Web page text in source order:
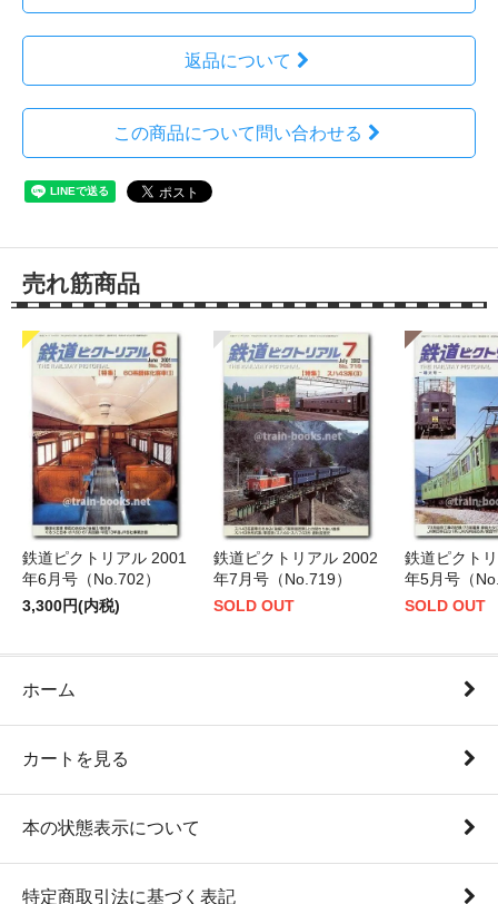
返品について
この商品について問い合わせる
売れ筋商品
鉄道ピクトリアル 2001
年6月号（No.702）
3,300円(内税)
鉄道ピクトリアル 2002
年7月号（No.719）
SOLD OUT
鉄道ピクト
年5月号（
SOLD OUT
ホーム
カートを見る
本の状態表示について
特定商取引法に基づく表記